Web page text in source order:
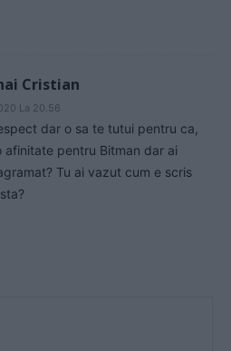
Cristian
La 20.56
dar o sa te tutui pentru ca,
afinitate pentru Bitman dar ai
Tu ai vazut cum e scris